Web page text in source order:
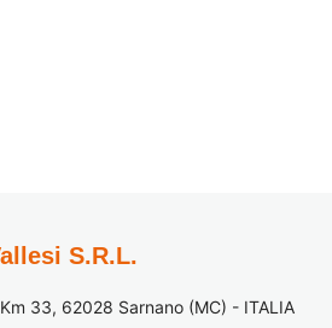
S.R.L.
33, 62028 Sarnano (MC) - ITALIA